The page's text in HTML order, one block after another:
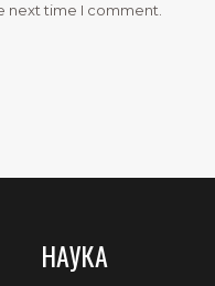
next time I comment.
НАУКА